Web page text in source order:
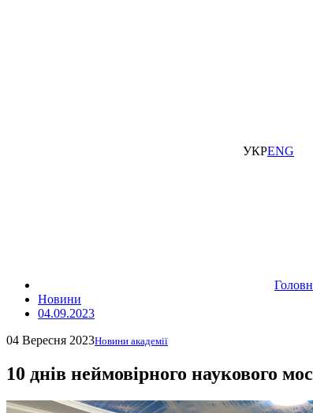
УКРENG
Новини
04.09.2023
04 Вересня 2023Новини академії
10 днів неймовірного наукового